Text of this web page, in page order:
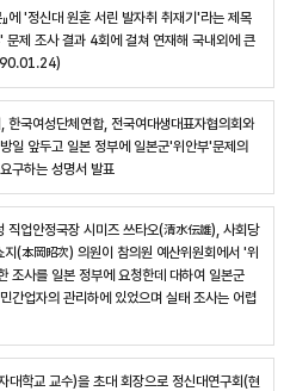
』에 '정신대 원혼 서린 발자취 취재기'라는 제목
문제 조사 결과 4회에 걸쳐 연재해 국내외에 큰
한국여성단체연합, 전국여대생대표자협의회와
일 앞두고 일본 정부에 일본군'위안부'문제의
구하는 성명서 발표
직업안정국장 시미즈 쓰타오(清水伝雄), 사회당
지(本岡昭次) 의원이 참의원 예산위원회에서 '위
조사를 일본 정부에 요청한데 대하여 일본군
간업자의 관리하에 있었으며 실태 조사는 어렵
대학교 교수)을 초대 회장으로 정신대연구회(현